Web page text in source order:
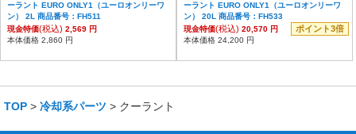
ーラント EURO ONLY1（ユーロオンリーワ
ン） 2L 商品番号：FH511
現金特価(税込) 2,569 円
本体価格 2,860 円
ーラント EURO ONLY1（ユーロオンリーワ
ン） 20L 商品番号：FH533
現金特価(税込) 20,570 円 ポイント3倍
本体価格 24,200 円
TOP > 冷却系パーツ > クーラント